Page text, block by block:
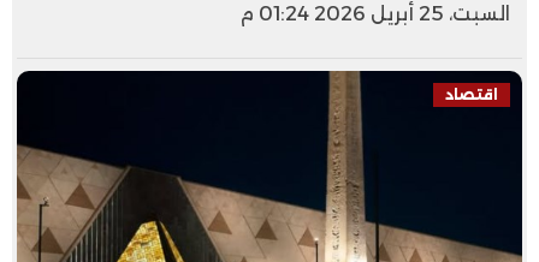
السبت، 25 أبريل 2026 01:24 م
اقتصاد